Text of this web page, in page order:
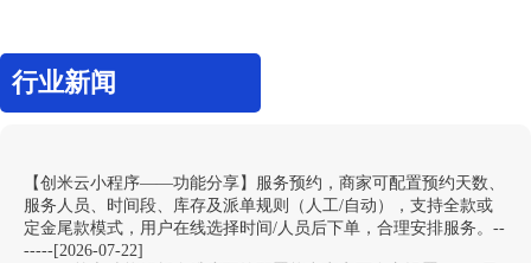
行业新闻
【创米云小程序——功能分享】服务预约，商家可配置预约天数、
服务人员、时间段、库存及派单规则（人工/自动），支持全款或
定金尾款模式，用户在线选择时间/人员后下单，合理安排服务。--
-----[2026-07-22]